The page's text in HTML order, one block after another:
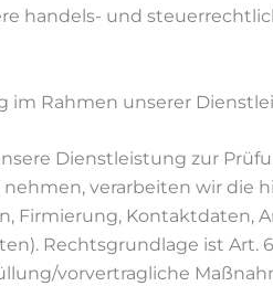
handels- und
im Rahmen unserer
Dienstleistung zur
verarbeiten wir die
Firmierung, Kontaktdaten,
Rechtsgrundlage ist Art. 6
vorvertragliche